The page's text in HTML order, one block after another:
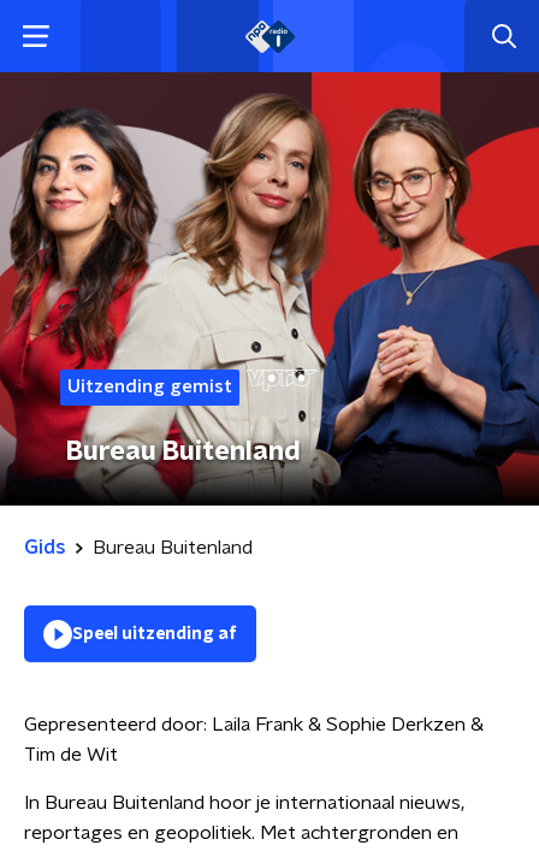
Uitzending gemist
Bureau Buitenland
Gids Bureau Buitenland
Speel uitzending af
Gepresenteerd door: Laila Frank & Sophie Derkzen &
Tim de Wit
In Bureau Buitenland hoor je internationaal nieuws,
reportages en geopolitiek. Met achtergronden en